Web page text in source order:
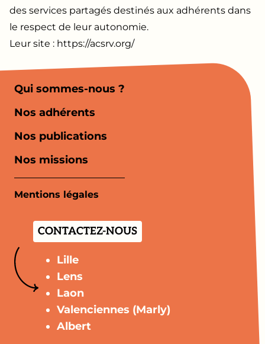
des services partagés destinés aux adhérents dans
le respect de leur autonomie.
Leur site : https://acsrv.org/
Qui sommes-nous ?
Nos adhérents
Nos publications
Nos missions
Mentions légales
CONTACTEZ-NOUS
Lille
Lens
Laon
Valenciennes (Marly)
Albert